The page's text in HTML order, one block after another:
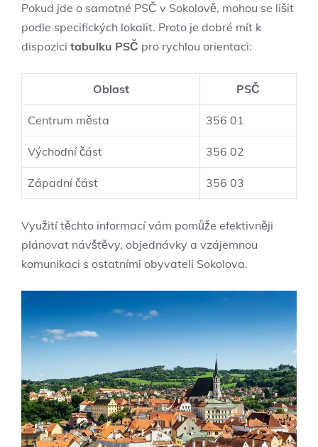
Pokud jde o samotné PSČ v Sokolově, mohou se lišit
podle specifických lokalit. Proto je dobré mít k
dispozici tabulku PSČ pro rychlou orientaci:
Oblast PSČ
Centrum města 356 01
Východní část 356 02
Západní část 356 03
Využití těchto informací vám pomůže efektivněji
plánovat návštěvy, objednávky a vzájemnou
komunikaci s ostatními obyvateli Sokolova.